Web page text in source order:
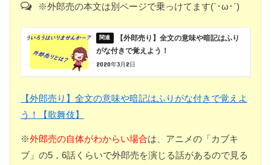
※外郎売の本文は別ページで乗っけてます(`･ω･´)
【外郎売り】全文の意味や暗記はふり
がな付きで覚えよう！
2020年3月2日
【外郎売り】全文の意味や暗記はふりがな付きで覚えよ
う！【歌舞伎】
※外郎売の自体がわからい場合は、アニメの「カブキ
ブ」の5，6話くらいで外郎売を演じる話があるので見る